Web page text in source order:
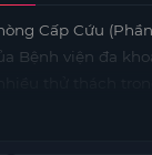
Cấp Cứu
Bệnh viện đa